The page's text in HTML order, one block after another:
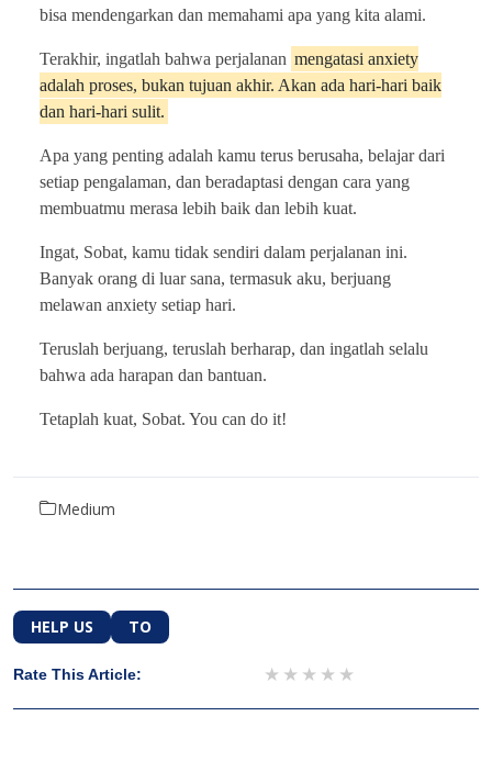
bisa mendengarkan dan memahami apa yang kita alami.
Terakhir, ingatlah bahwa perjalanan mengatasi anxiety
adalah proses, bukan tujuan akhir. Akan ada hari-hari baik
dan hari-hari sulit.
Apa yang penting adalah kamu terus berusaha, belajar dari
setiap pengalaman, dan beradaptasi dengan cara yang
membuatmu merasa lebih baik dan lebih kuat.
Ingat, Sobat, kamu tidak sendiri dalam perjalanan ini.
Banyak orang di luar sana, termasuk aku, berjuang
melawan anxiety setiap hari.
Teruslah berjuang, teruslah berharap, dan ingatlah selalu
bahwa ada harapan dan bantuan.
Tetaplah kuat, Sobat. You can do it!
Medium
HELP US TO
Rate This Article: 4 stars
3 stars
2 stars
1 star